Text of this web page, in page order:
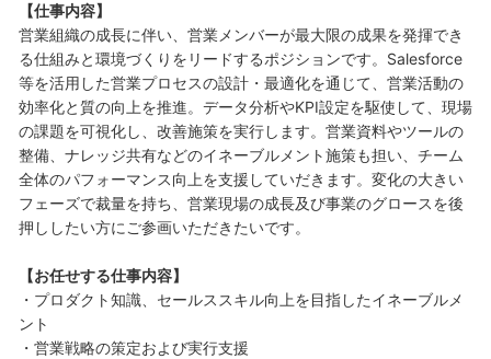
【仕事内容】
営業組織の成長に伴い、営業メンバーが最大限の成果を発揮でき
る仕組みと環境づくりをリードするポジションです。Salesforce
等を活用した営業プロセスの設計・最適化を通じて、営業活動の
効率化と質の向上を推進。データ分析やKPI設定を駆使して、現場
の課題を可視化し、改善施策を実行します。営業資料やツールの
整備、ナレッジ共有などのイネーブルメント施策も担い、チーム
全体のパフォーマンス向上を支援していだきます。変化の大きい
フェーズで裁量を持ち、営業現場の成長及び事業のグロースを後
押ししたい方にご参画いただきたいです。
【お任せする仕事内容】
・プロダクト知識、セールススキル向上を目指したイネーブルメ
ント
・営業戦略の策定および実行支援